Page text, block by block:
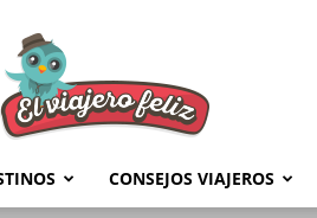
Feliz
CONSEJOS VIAJEROS